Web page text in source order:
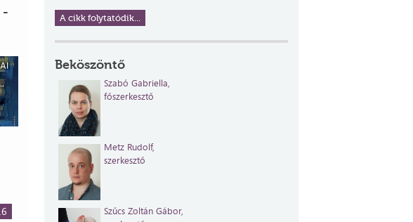
-
A cikk folytatódik...
Beköszöntő
Szabó Gabriella,
főszerkesztő
Metz Rudolf,
szerkesztő
Szűcs Zoltán Gábor,